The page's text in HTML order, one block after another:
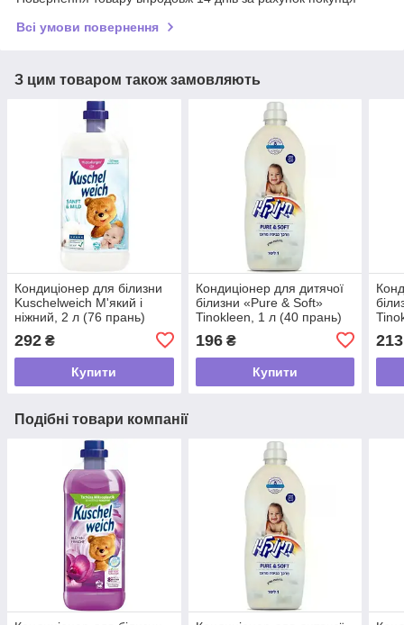
Всі умови повернення
З цим товаром також замовляють
Кондиціонер для білизни
Kuschelweich М'який і
ніжний, 2 л (76 прань)
292 ₴
Купити
Кондиціонер для дитячої
білизни «Pure & Soft»
Tinokleen, 1 л (40 прань)
196₴
Купити
213
Подібні товари компанії